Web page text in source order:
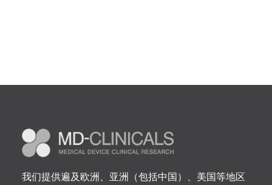
我们提供遍及欧洲、亚洲（包括中国）、美国等地区